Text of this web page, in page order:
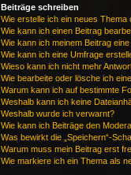
Beiträge schreiben
Wie erstelle ich ein neues Thema
Wie kann ich einen Beitrag
Wie kann ich meinem Beitrag
Wie kann ich eine Umfrage
Wieso kann ich nicht mehr
Wie bearbeite oder lösche ich
Warum kann ich auf bestimmte
Weshalb kann ich keine
Weshalb wurde ich verwarnt?
Wie kann ich Beiträge den
Was bewirkt die „Speichern“-
Warum muss mein Beitrag erst
Wie markiere ich ein Thema als